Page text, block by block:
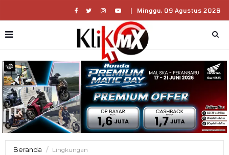
| Minggu, 09 Agustus 2026
Beranda
Lingkungan